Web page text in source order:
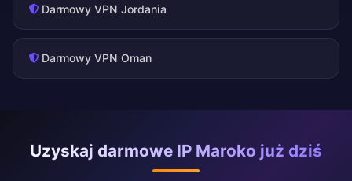
Darmowy VPN Jordania
Darmowy VPN Oman
Uzyskaj darmowe IP Maroko już dziś